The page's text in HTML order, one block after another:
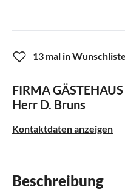
13 mal in
FIRMA
Herr D. Bruns
Kontaktdaten anzeigen
Beschreibung